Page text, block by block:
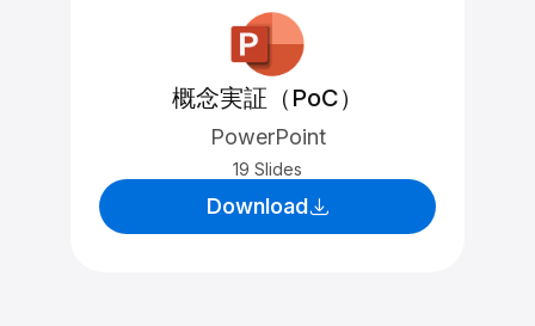
概念実証（PoC）
PowerPoint
19 Slides
Download